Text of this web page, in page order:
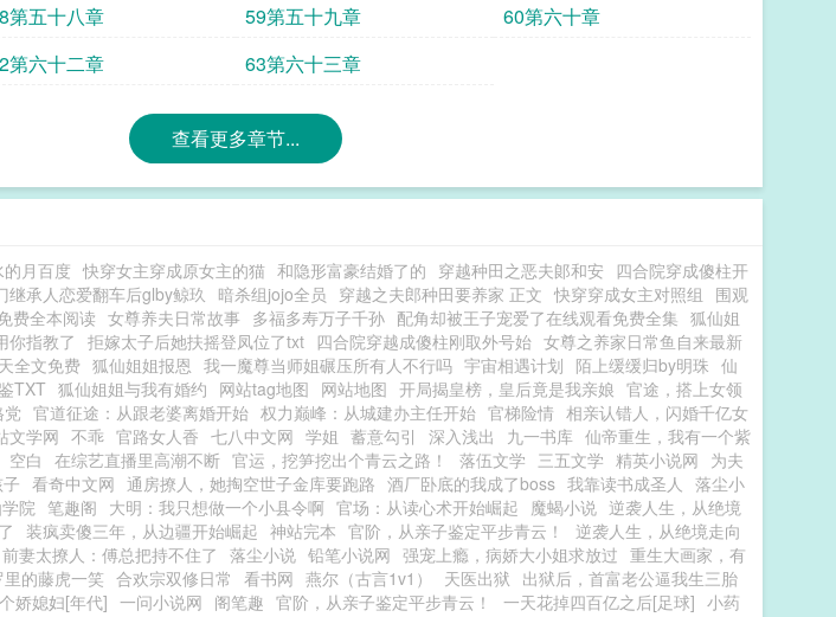
第五十八章 59第五十九章
60第六十章
第六十二章 63第六十三章
查看更多章节...
月百度 快穿女主穿成原女主的猫 和隐形富豪结婚了的 穿越种田之恶夫郞和安 四合院穿成傻柱开
继承人恋爱翻车后glby鲸玖 暗杀组jojo全员 穿越之夫郎种田要养家 正文 快穿穿成女主对照组
围观
费全本阅读 女尊养夫日常故事 多福多寿万子千孙 配角却被王子宠爱了在线观看免费全集 狐仙姐
你指教了 拒嫁太子后她扶摇登凤位了txt 四合院穿越成傻柱刚取外号始 女尊之养家日常鱼自来最新
全文免费 狐仙姐姐报恩 我一魔尊当师姐碾压所有人不行吗 宇宙相遇计划 陌上缓缓归by明珠 仙
TXT 狐仙姐姐与我有婚约 网站tag地图 网站地图 开局揭皇榜，皇后竟是我亲娘 官途，搭上女领
官道征途：从跟老婆离婚开始 权力巅峰：从城建办主任开始 官梯险情 相亲认错人，闪婚千亿女
文学网 不乖 官路女人香 七八中文网 学姐 蓄意勾引 深入浅出 九一书库 仙帝重生，我有一个紫
空白 在综艺直播里高潮不断 官运，挖笋挖出个青云之路！ 落伍文学 三五文学 精英小说网 为夫
看奇中文网 通房撩人，她掏空世子金库要跑路 酒厂卧底的我成了boss 我靠读书成圣人 落尘小
院 笔趣阁 大明：我只想做一个小县令啊 官场：从读心术开始崛起 魔蝎小说 逆袭人生，从绝境
装疯卖傻三年，从边疆开始崛起 神站完本 官阶，从亲子鉴定平步青云！
逆袭人生，从绝境走向
前妻太撩人：傅总把持不住了 落尘小说 铅笔小说网 强宠上瘾，病娇大小姐求放过 重生大画家，有
里的藤虎一笑 合欢宗双修日常 看书网 燕尔（古言1v1） 天医出狱 出狱后，首富老公逼我生三胎
娇媳妇[年代] 一问小说网 阁笔趣 官阶，从亲子鉴定平步青云！ 一天花掉四百亿之后[足球] 小药